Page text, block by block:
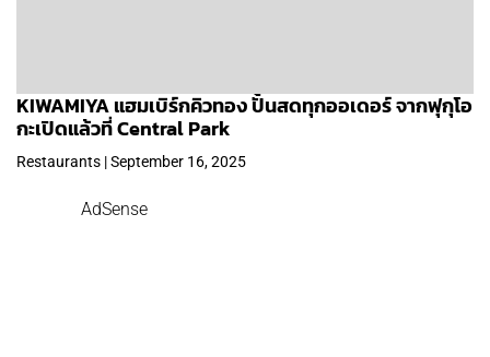
KIWAMIYA แฮมเบิร์กคิวทอง ปั้นสดทุกออเดอร์ จากฟุกุโอ
กะเปิดแล้วที่ Central Park
Restaurants | September 16, 2025
AdSense